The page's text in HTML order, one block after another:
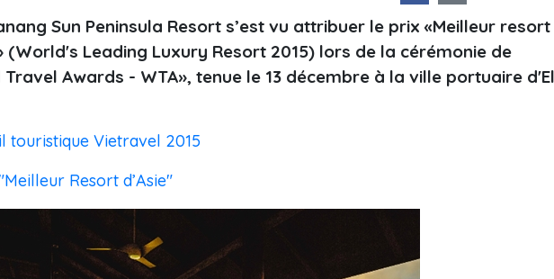
Sun Peninsula Resort s’est vu attribuer le prix «Meilleur resort
(World's Leading Luxury Resort 2015) lors de la cérémonie de
Awards - WTA», tenue le 13 décembre à la ville portuaire d'El
touristique Vietravel 2015
Resort d’Asie"